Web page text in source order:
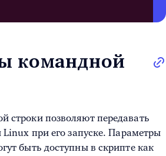
командной
строки позволяют передавать
Linux при его запуске. Параметры
быть доступны в скрипте как